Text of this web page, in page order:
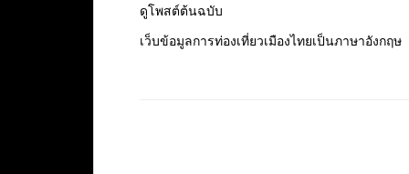
ดูโพสต์ต้นฉบับ
เว็บข้อมูลการท่องเที่ยวเมืองไทยเป็นภาษาอังกฤษ